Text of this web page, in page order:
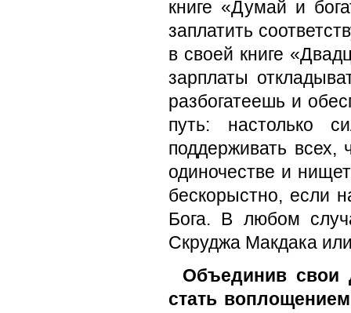
книге «Думай и
заплатить
в своей книге
зарплаты
разбогатеешь и
путь: настолько
поддерживать всех,
одиночестве и
бескорыстно, если
Бога. В любом
Скруджа Макдака
Объединив
стать